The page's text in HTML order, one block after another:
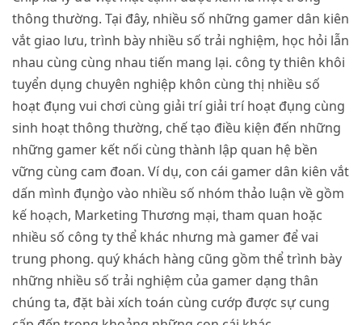
thông thường. Tại đây, nhiều số những gamer dân kiên
vắt giao lưu, trình bày nhiều số trải nghiệm, học hỏi lẫn
nhau cùng cùng nhau tiến mang lại. công ty thiên khôi
tuyển dụng chuyên nghiệp khôn cùng thị nhiều số
hoạt đụng vui chơi cùng giải trí giải trí hoạt đụng cùng
sinh hoạt thông thường, chế tạo điều kiện đến những
những gamer kết nối cùng thành lập quan hệ bền
vững cùng cam đoan. Ví dụ, con cái gamer dân kiên vắt
dấn mình đụng̀o vào nhiều số nhóm thảo luận về gồm
kế hoạch, Marketing Thương mại, tham quan hoặc
nhiều số công ty thể khác nhưng mà gamer để vai
trung phong. quý khách hàng cũng gồm thể trình bày
những nhiều số trải nghiệm của gamer dạng thân
chúng ta, đặt bài xích toán cùng cướp được sự cung